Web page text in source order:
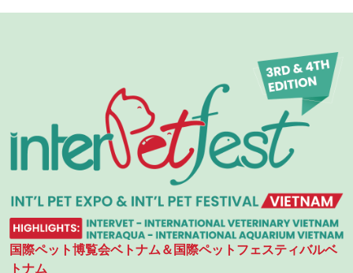
国際ペット博覧会ベトナム＆国際ペットフェスティバルベ
トナム